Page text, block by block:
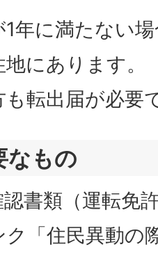
1年に満たない
にあります。
も転出届が必要
なもの
書類（運転免
ク「住民異動の